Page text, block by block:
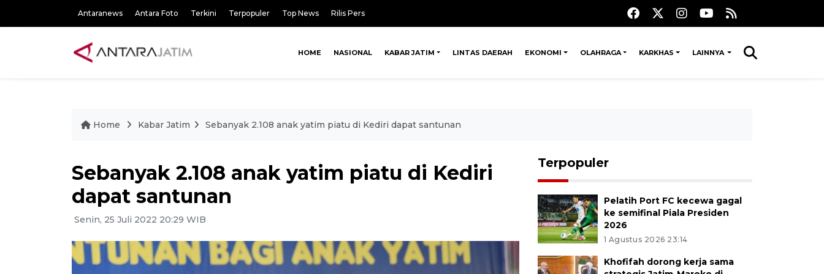
Antaranews Antara Foto Terkini Terpopuler Top News Rilis Pers
HOME NASIONAL KABAR JATIM LINTAS DAERAH EKONOMI OLAHRAGA KARKHAS LAINNYA
Home Kabar Jatim Sebanyak 2.108 anak yatim piatu di Kediri dapat santunan
Sebanyak 2.108 anak yatim piatu di Kediri
dapat santunan
Senin, 25 Juli 2022 20:29 WIB
Terpopuler
Pelatih Port FC kecewa gagal
ke semifinal Piala Presiden
2026
1 Agustus 2026 23:14
Khofifah dorong kerja sama